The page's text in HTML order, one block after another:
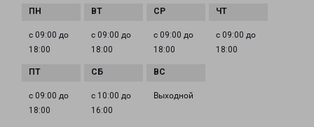
с 09:00 до
18:00
с 09:00 до
18:00
с 09:00 до
18:00
с 09:00 до
18:00
с 09:00 до
18:00
с 10:00 до
16:00
Выходной